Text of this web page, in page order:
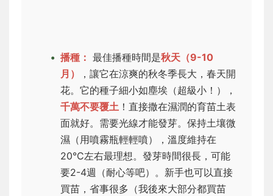
播種： 最佳播種時間是秋天（9-10
月）
，讓它在涼爽的秋冬季長大，春天開
花。它的種子細小如塵埃（超級小！），
千萬不要覆土 ！直接撒在濕潤的育苗土表
面就好。需要光線才能發芽。保持土壤微
濕（用噴霧瓶輕輕噴），溫度維持在
20°C左右最理想。發芽時間很長，可能
要2-4週（耐心等吧）。新手也可以直接
買苗，省事很多（我後來大部分都買苗